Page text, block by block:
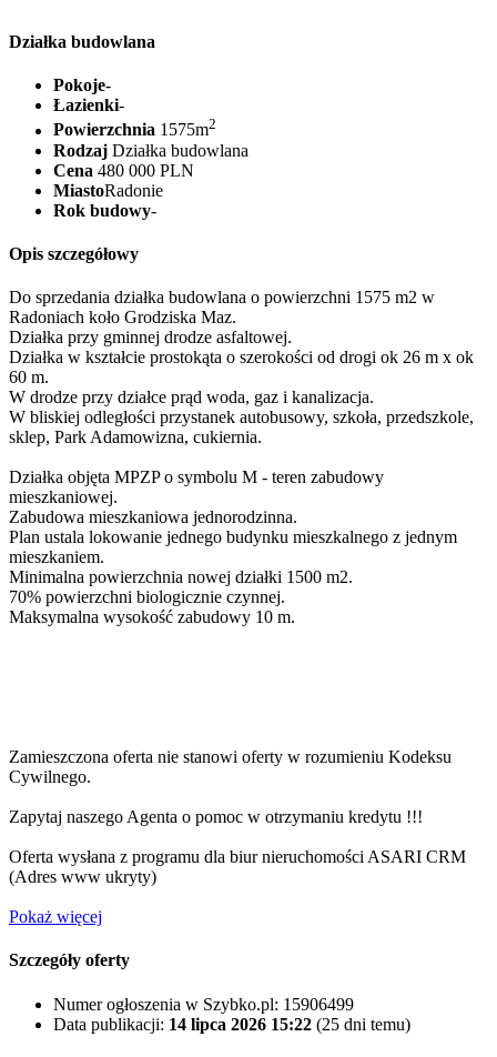
Działka budowlana
Pokoje-
Łazienki-
Powierzchnia 1575m2
Rodzaj Działka budowlana
Cena 480 000 PLN
MiastoRadonie
Rok budowy-
Opis szczegółowy
Do sprzedania działka budowlana o powierzchni 1575 m2 w
Radoniach koło Grodziska Maz.
Działka przy gminnej drodze asfaltowej.
Działka w kształcie prostokąta o szerokości od drogi ok 26 m x ok
60 m.
W drodze przy działce prąd woda, gaz i kanalizacja.
W bliskiej odległości przystanek autobusowy, szkoła, przedszkole,
sklep, Park Adamowizna, cukiernia.
Działka objęta MPZP o symbolu M - teren zabudowy
mieszkaniowej.
Zabudowa mieszkaniowa jednorodzinna.
Plan ustala lokowanie jednego budynku mieszkalnego z jednym
mieszkaniem.
Minimalna powierzchnia nowej działki 1500 m2.
70% powierzchni biologicznie czynnej.
Maksymalna wysokość zabudowy 10 m.
Zamieszczona oferta nie stanowi oferty w rozumieniu Kodeksu
Cywilnego.
Zapytaj naszego Agenta o pomoc w otrzymaniu kredytu !!!
Oferta wysłana z programu dla biur nieruchomości ASARI CRM
(Adres www ukryty)
Pokaż więcej
Szczegóły oferty
Numer ogłoszenia w Szybko.pl: 15906499
Data publikacji: 14 lipca 2026 15:22 (25 dni temu)